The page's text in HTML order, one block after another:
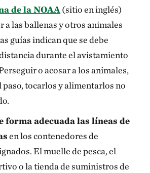
de la NOAA (sitio en inglés)
a las ballenas y otros animales
guías indican que se debe
durante el avistamiento
o acosar a los animales,
tocarlos y alimentarlos no
forma adecuada las líneas de
en los contenedores de
El muelle de pesca, el
o la tienda de suministros de